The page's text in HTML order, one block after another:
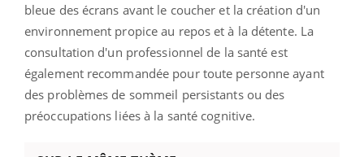
bleue des écrans avant le coucher et la création d'un
environnement propice au repos et à la détente. La
consultation d'un professionnel de la santé est
également recommandée pour toute personne ayant
des problèmes de sommeil persistants ou des
préoccupations liées à la santé cognitive.